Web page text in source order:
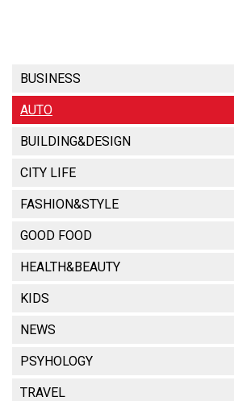
BUSINESS
AUTO
BUILDING&DESIGN
CITY LIFE
FASHION&STYLE
GOOD FOOD
HEALTH&BEAUTY
KIDS
NEWS
PSYHOLOGY
TRAVEL